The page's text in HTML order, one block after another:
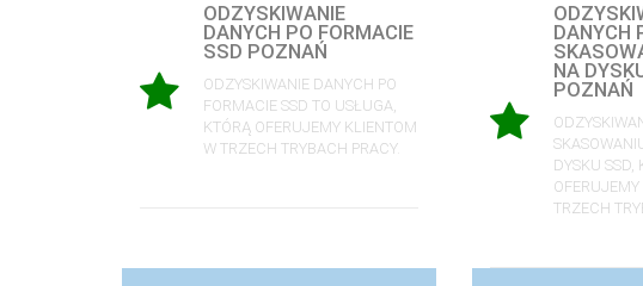
ODZYSKIWANIE
DANYCH PO FORMACIE
SSD POZNAŃ
ODZYSKIWANIE DANYCH PO
FORMACIE SSD TO USŁUGA,
KTÓRĄ OFERUJEMY KLIENTOM
W TRZECH TRYBACH PRACY.
DANYCH
NA
POZNAŃ
DYSKU SSD,
TRZECH